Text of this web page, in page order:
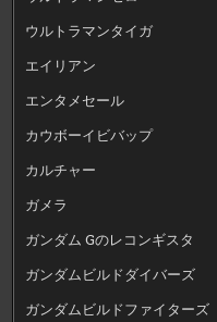
ウルトラマンタイガ
エイリアン
エンタメセール
カウボーイビバップ
カルチャー
ガメラ
ガンダム Gのレコンギスタ
ガンダムビルドダイバーズ
ガンダムビルドファイターズ